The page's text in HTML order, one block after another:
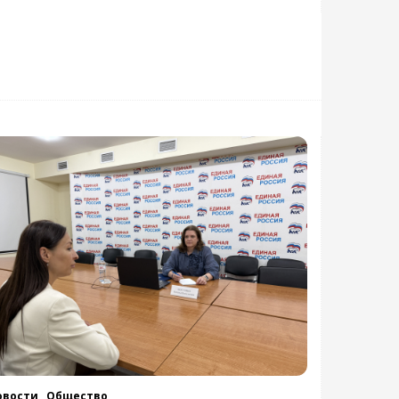
, Общество